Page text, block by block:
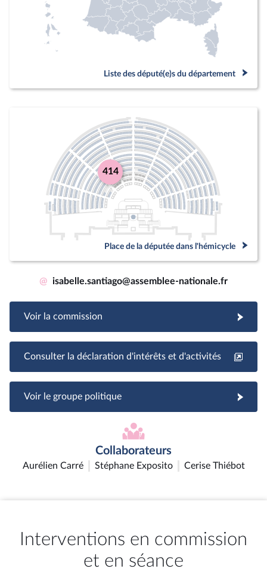
Liste des député(e)s du département
414
Place de la députée dans l'hémicycle
@ isabelle.santiago@assemblee-nationale.fr
Voir la commission
Consulter la déclaration d'intérêts et d'activités
Voir le groupe politique
Collaborateurs
Aurélien Carré Stéphane Exposito Cerise Thiébot
Interventions en commission
et en séance